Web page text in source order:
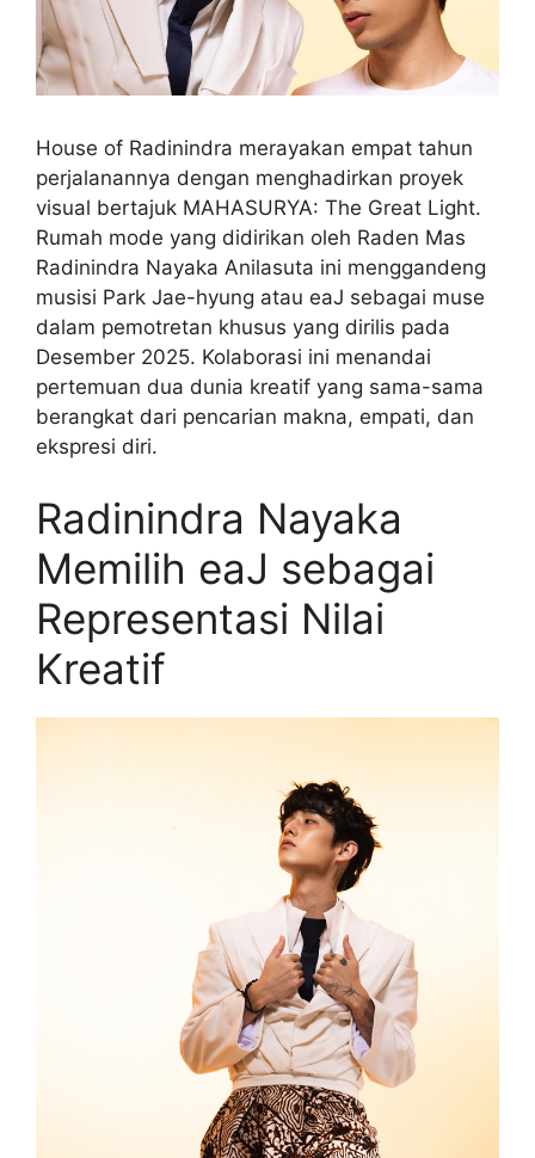
House of Radinindra merayakan empat tahun
perjalanannya dengan menghadirkan proyek
visual bertajuk MAHASURYA: The Great Light.
Rumah mode yang didirikan oleh Raden Mas
Radinindra Nayaka Anilasuta ini menggandeng
musisi Park Jae-hyung atau eaJ sebagai muse
dalam pemotretan khusus yang dirilis pada
Desember 2025. Kolaborasi ini menandai
pertemuan dua dunia kreatif yang sama-sama
berangkat dari pencarian makna, empati, dan
ekspresi diri.
Radinindra Nayaka
Memilih eaJ sebagai
Representasi Nilai
Kreatif